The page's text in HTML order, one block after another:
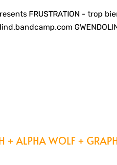
FRUSTRATION - trop
+ ALPHA WOLF +